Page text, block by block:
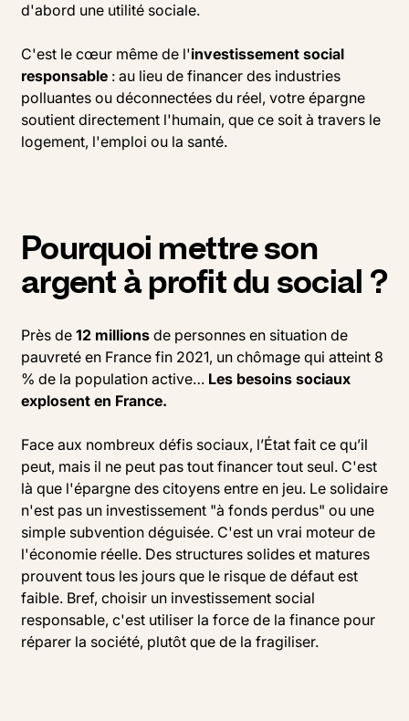
d'abord une utilité sociale.
C'est le cœur même de l'investissement social
responsable : au lieu de financer des industries
polluantes ou déconnectées du réel, votre épargne
soutient directement l'humain, que ce soit à travers le
logement, l'emploi ou la santé.
Pourquoi mettre son
argent à profit du social ?
Près de 12 millions de personnes en situation de
pauvreté en France fin 2021, un chômage qui atteint 8
% de la population active… Les besoins sociaux
explosent en France.
Face aux nombreux défis sociaux, l’État fait ce qu’il
peut, mais il ne peut pas tout financer tout seul. C'est
là que l'épargne des citoyens entre en jeu. Le solidaire
n'est pas un investissement "à fonds perdus" ou une
simple subvention déguisée. C'est un vrai moteur de
l'économie réelle. Des structures solides et matures
prouvent tous les jours que le risque de défaut est
faible. Bref, choisir un investissement social
responsable, c'est utiliser la force de la finance pour
réparer la société, plutôt que de la fragiliser.